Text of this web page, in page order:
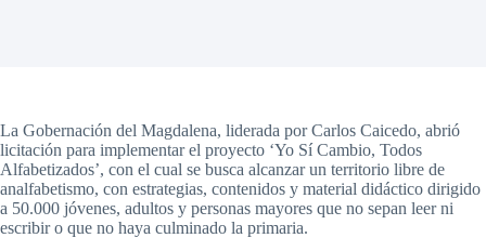
La Gobernación del Magdalena, liderada por Carlos Caicedo, abrió
licitación para implementar el proyecto ‘Yo Sí Cambio, Todos
Alfabetizados’, con el cual se busca alcanzar un territorio libre de
analfabetismo, con estrategias, contenidos y material didáctico dirigido
a 50.000 jóvenes, adultos y personas mayores que no sepan leer ni
escribir o que no haya culminado la primaria.